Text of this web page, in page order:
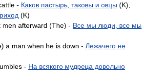
- Каков пастырь, таковы и овцы (K),
(K)
men afterward (The) - Все мы люди, все мы
a man when he is down - Лежачего не
- На всякого мудреца довольно